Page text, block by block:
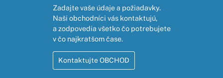
Zadajte vaše údaje a požiadavky.
Naši obchodníci vás kontaktujú,
a zodpovedia všetko čo potrebujete
v čo najkratšom čase.
Kontaktujte OBCHOD